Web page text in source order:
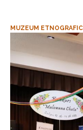
MUZEUM